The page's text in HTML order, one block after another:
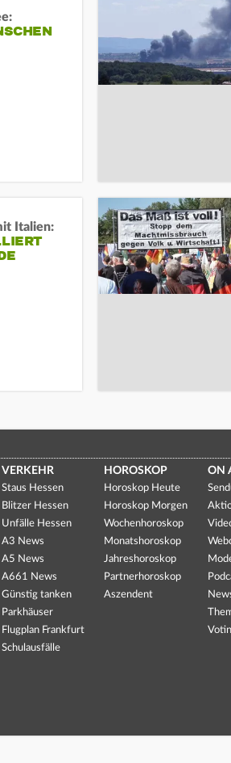
Italien:
VERKEHR
Staus Hessen
Blitzer Hessen
Unfälle Hessen
A3 News
A5 News
A661 News
Günstig tanken
Parkhäuser
Flugplan Frankfurt
Schulausfälle
HOROSKOP
Horoskop Heute
Horoskop Morgen
Wochenhoroskop
Monatshoroskop
Jahreshoroskop
Partnerhoroskop
Aszendent
ON